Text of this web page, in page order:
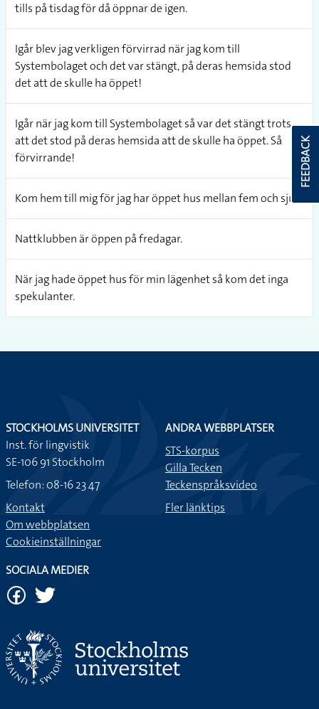
tills på tisdag för då öppnar de igen.
Igår blev jag verkligen förvirrad när jag kom till
Systembolaget och det var stängt, på deras hemsida stod
det att de skulle ha öppet!
Igår när jag kom till Systembolaget så var det stängt trots
att det stod på deras hemsida att de skulle ha öppet. Så
förvirrande!
Kom hem till mig för jag har öppet hus mellan fem och sju.
Nattklubben är öppen på fredagar.
När jag hade öppet hus för min lägenhet så kom det inga
spekulanter.
FEEDBACK
STOCKHOLMS UNIVERSITET
Inst. för lingvistik
SE-106 91 Stockholm
Telefon: 08-16 23 47
Kontakt
Om webbplatsen
Cookieinställningar
ANDRA WEBBPLATSER
STS-korpus
Gilla Tecken
Teckenspråksvideo
Fler länktips
SOCIALA MEDIER